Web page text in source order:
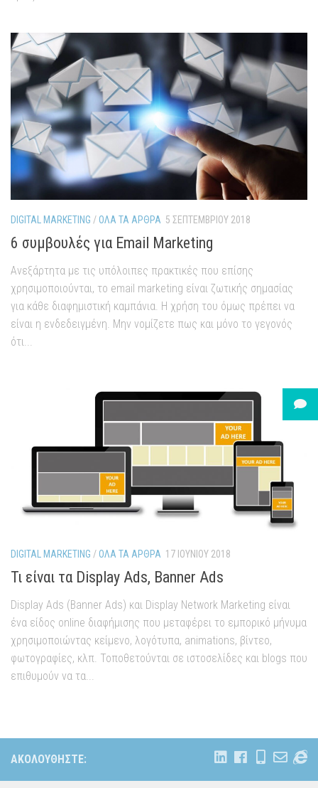
DIGITAL MARKETING /ΌΛΑ ΤΑ ΆΡΘΡΑ 5 ΣΕΠΤΕΜΒΡΊΟΥ 2018
6 συμβουλές για Email Marketing
Ανεξάρτητα με τις υπόλοιπες πρακτικές που επίσης
χρησιμοποιούνται, το email marketing είναι ζωτικής σημασίας
για κάθε διαφημιστική καμπάνια. Η χρήση του όμως πρέπει να
είναι η ενδεδειγμένη. Μην νομίζετε πως και μόνο το γεγονός
ότι...
DIGITAL MARKETING /ΌΛΑ ΤΑ ΆΡΘΡΑ 17 ΙΟΥΝΊΟΥ 2018
Τι είναι τα Display Ads, Banner Ads
Display Ads (Banner Ads) και Display Network Marketing είναι
ένα είδος online διαφήμισης που μεταφέρει το εμπορικό μήνυμα
χρησιμοποιώντας κείμενο, λογότυπα, animations, βίντεο,
φωτογραφίες, κλπ. Τοποθετούνται σε ιστοσελίδες και blogs που
επιθυμούν να τα...
ΑΚΟΛΟΥΘΉΣΤΕ: